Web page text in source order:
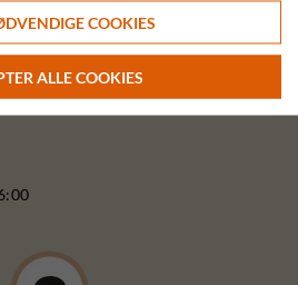
Ring
COOKIES
ALLE COOKIES